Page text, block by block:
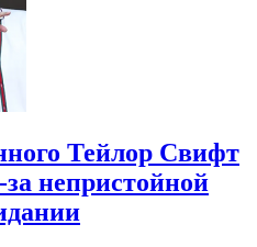
Тейлор Свифт
непристойной